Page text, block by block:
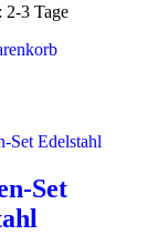
ist:
2-3 Tage
Set